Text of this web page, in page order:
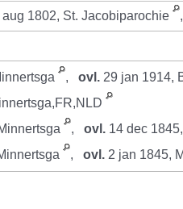
1802, St. Jacobiparochie
, ovl. 29 jan 1914,
, ovl. 14 dec
, ovl. 2 jan 1845,